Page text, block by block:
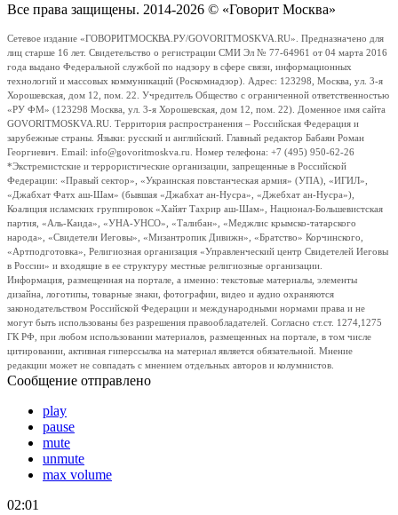
Все права защищены. 2014-2026 © «Говорит Москва»
Сетевое издание «ГОВОРИТМОСКВА.РУ/GOVORITMOSKVA.RU». Предназначено для
лиц старше 16 лет. Свидетельство о регистрации СМИ Эл № 77-64961 от 04 марта 2016
года выдано Федеральной службой по надзору в сфере связи, информационных
технологий и массовых коммуникаций (Роскомнадзор). Адрес: 123298, Москва, ул. 3-я
Хорошевская, дом 12, пом. 22. Учредитель Общество с ограниченной ответственностью
«РУ ФМ» (123298 Москва, ул. 3-я Хорошевская, дом 12, пом. 22). Доменное имя сайта
GOVORITMOSKVA.RU. Территория распространения – Российская Федерация и
зарубежные страны. Языки: русский и английский. Главный редактор Бабаян Роман
Георгиевич. Email: info@govoritmoskva.ru. Номер телефона: +7 (495) 950-62-26
*Экстремистские и террористические организации, запрещенные в Российской
Федерации: «Правый сектор», «Украинская повстанческая армия» (УПА), «ИГИЛ»,
«Джабхат Фатх аш-Шам» (бывшая «Джабхат ан-Нусра», «Джебхат ан-Нусра»),
Коалиция исламских группировок «Хайят Тахрир аш-Шам», Национал-Большевистская
партия, «Аль-Каида», «УНА-УНСО», «Талибан», «Меджлис крымско-татарского
народа», «Свидетели Иеговы», «Мизантропик Дивижн», «Братство» Корчинского,
«Артподготовка», Религиозная организация «Управленческий центр Свидетелей Иеговы
в России» и входящие в ее структуру местные религиозные организации.
Информация, размещенная на портале, а именно: текстовые материалы, элементы
дизайна, логотипы, товарные знаки, фотографии, видео и аудио охраняются
законодательством Российской Федерации и международными нормами права и не
могут быть использованы без разрешения правообладателей. Согласно ст.ст. 1274,1275
ГК РФ, при любом использовании материалов, размещенных на портале, в том числе
цитировании, активная гиперссылка на материал является обязательной. Мнение
редакции может не совпадать с мнением отдельных авторов и колумнистов.
Сообщение отправлено
play
pause
mute
unmute
max volume
02:01